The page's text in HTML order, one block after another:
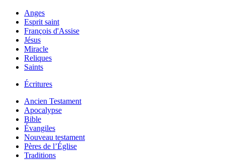
Anges
Esprit saint
François d'Assise
Jésus
Miracle
Reliques
Saints
Écritures
Ancien Testament
Apocalypse
Bible
Évangiles
Nouveau testament
Pères de l’Église
Traditions